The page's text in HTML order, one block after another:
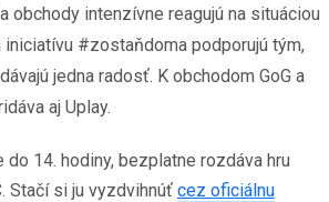
obchody intenzívne reagujú na situáciou
iniciatívu #zostaňdoma podporujú tým,
jedna radosť. K obchodom GoG a
aj Uplay.
do 14. hodiny, bezplatne rozdáva hru
Stačí si ju vyzdvihnúť cez oficiálnu